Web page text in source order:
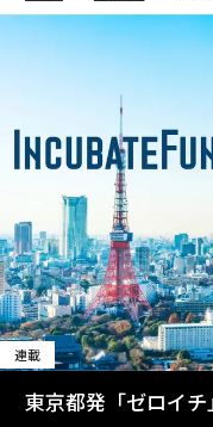
連載
東京都発「ゼロイ